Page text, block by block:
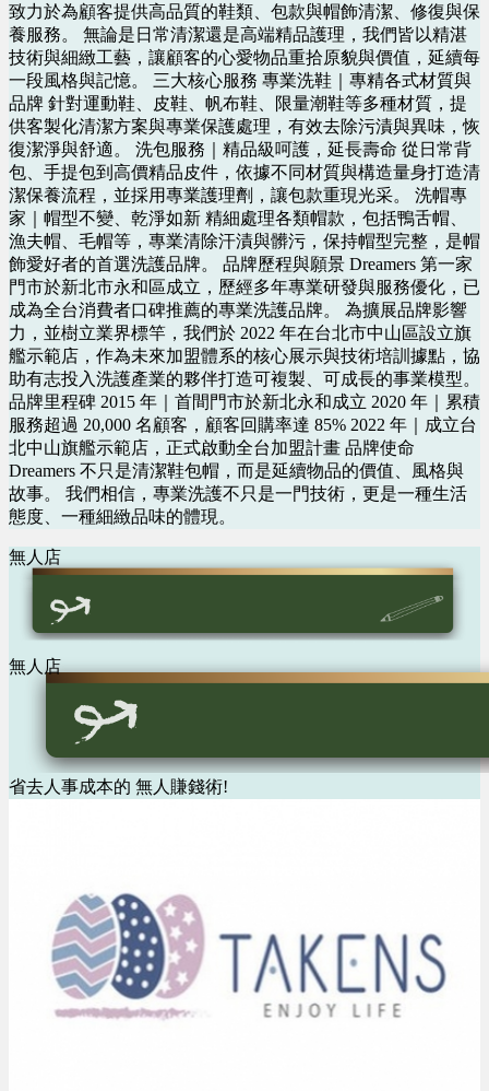
致力於為顧客提供高品質的鞋類、包款與帽飾清潔、修復與保
養服務。 無論是日常清潔還是高端精品護理，我們皆以精湛
技術與細緻工藝，讓顧客的心愛物品重拾原貌與價值，延續每
一段風格與記憶。 三大核心服務 專業洗鞋｜專精各式材質與
品牌 針對運動鞋、皮鞋、帆布鞋、限量潮鞋等多種材質，提
供客製化清潔方案與專業保護處理，有效去除污漬與異味，恢
復潔淨與舒適。 洗包服務｜精品級呵護，延長壽命 從日常背
包、手提包到高價精品皮件，依據不同材質與構造量身打造清
潔保養流程，並採用專業護理劑，讓包款重現光采。 洗帽專
家｜帽型不變、乾淨如新 精細處理各類帽款，包括鴨舌帽、
漁夫帽、毛帽等，專業清除汗漬與髒污，保持帽型完整，是帽
飾愛好者的首選洗護品牌。 品牌歷程與願景 Dreamers 第一家
門市於新北市永和區成立，歷經多年專業研發與服務優化，已
成為全台消費者口碑推薦的專業洗護品牌。 為擴展品牌影響
力，並樹立業界標竿，我們於 2022 年在台北市中山區設立旗
艦示範店，作為未來加盟體系的核心展示與技術培訓據點，協
助有志投入洗護產業的夥伴打造可複製、可成長的事業模型。
品牌里程碑 2015 年｜首間門市於新北永和成立 2020 年｜累積
服務超過 20,000 名顧客，顧客回購率達 85% 2022 年｜成立台
北中山旗艦示範店，正式啟動全台加盟計畫 品牌使命
Dreamers 不只是清潔鞋包帽，而是延續物品的價值、風格與
故事。 我們相信，專業洗護不只是一門技術，更是一種生活
態度、一種細緻品味的體現。
無人店
無人店
省去人事成本的 無人賺錢術!